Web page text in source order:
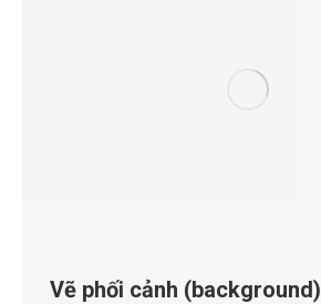
Vẽ phối cảnh (background)